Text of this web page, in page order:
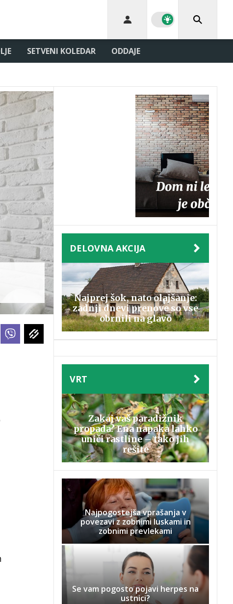
SETVENI KOLEDAR ODDAJE
DELOVNA AKCIJA
Najprej šok, nato olajšanje:
zadnji dnevi prenove so vse
obrnili na glavo
VRT
Zakaj vaš paradižnik
propada? Ena napaka lahko
uniči rastline – tako jih
rešite
Najpogostejša vprašanja v
povezavi z zobnimi luskami in
zobnimi prevlekami
Se vam pogosto pojavi herpes na
ustnici?